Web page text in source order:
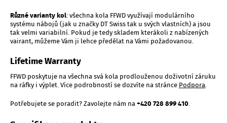
Různé varianty kol: všechna kola FFWD využívají modulárního
systému nábojů (jak u značky DT Swiss tak u svých vlastních) a jsou
tak velmi variabilní. Pokud je tedy skladem kterákoli z nabízených
vairant, můžeme Vám ji lehce předělat na Vámi požadovanou.
Lifetime Warranty
FFWD poskytuje na všechna svá kola prodlouženou doživotní záruku
na ráfky i výplet. Více podrobností se dozvíte na stránce Podpora.
Potřebujete se poradit? Zavolejte nám na+420 728 899 410.